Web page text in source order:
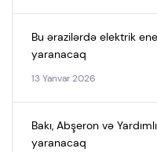
Bu ərazilərdə elektrik
yaranacaq
13 Yanvar 2026
Bakı, Abşeron və
yaranacaq